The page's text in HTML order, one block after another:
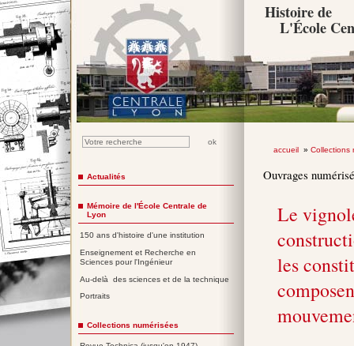
Histoire de
L'École
accueil» Collections
Ouvrages
Le
les
Actualités
Mémoire de l'École Centrale de
Lyon
150 ans d'histoire d'une institution
Enseignement et Recherche en
Sciences pour l'Ingénieur
Au-delà des sciences et de la technique
Portraits
Collections numérisées